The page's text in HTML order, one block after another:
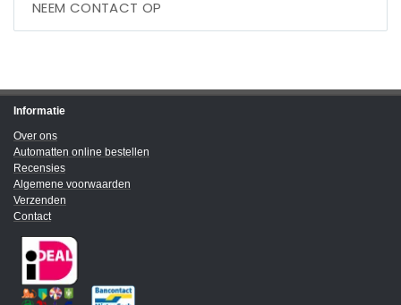
NEEM CONTACT OP
Informatie
Over ons
Automatten online bestellen
Recensies
Algemene voorwaarden
Verzenden
Contact